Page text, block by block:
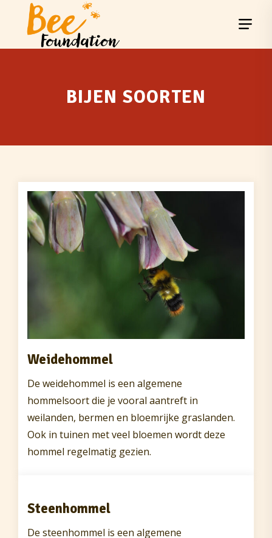
BIJEN SOORTEN
Weidehommel
De weidehommel is een algemene
hommelsoort die je vooral aantreft in
weilanden, bermen en bloemrijke graslanden.
Ook in tuinen met veel bloemen wordt deze
hommel regelmatig gezien.
Steenhommel
De steenhommel is een algemene